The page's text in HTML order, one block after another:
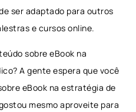
ser adaptado para outros
e cursos online.
sobre eBook na
A gente espera que você
eBook na estratégia de
mesmo aproveite para